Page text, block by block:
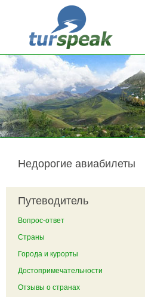
Перейти к основному содержанию
Недорогие авиабилеты
Путеводитель
Вопрос-ответ
Страны
Города и курорты
Достопримечательности
Отзывы о странах